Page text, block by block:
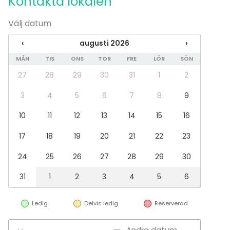
Välj datum
‹ augusti 2026 ›
MÅN TIS ONS TOR FRE LÖR SÖN
27 28 29 30 31 1
2
3
4 5 6 7 8
9
10
11 12 13 14 15
16
17
18 19 20 21 22
23
24
25 26 27 28 29
30
31
1 2 3 4 5 6
Ledig Delvis ledig Reserverad